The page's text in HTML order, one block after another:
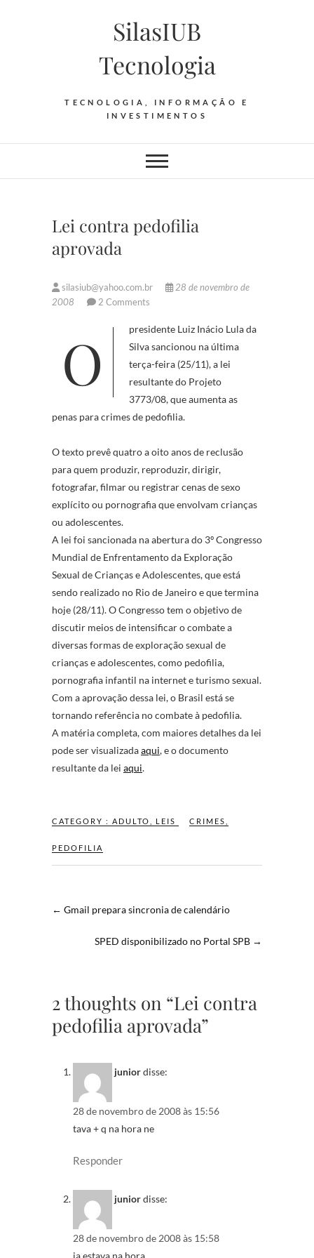
SilasIUB
Tecnologia
TECNOLOGIA, INFORMAÇÃO E
INVESTIMENTOS
Lei contra pedofilia
aprovada
silasiub@yahoo.com.br
28 de novembro de
2008
2 Comments
O presidente Luiz Inácio Lula da
Silva sancionou na última
terça-feira (25/11), a lei
resultante do Projeto
3773/08, que aumenta as
penas para crimes de pedofilia.
O texto prevê quatro a oito anos de reclusão
para quem produzir, reproduzir, dirigir,
fotografar, filmar ou registrar cenas de sexo
explícito ou pornografia que envolvam crianças
ou adolescentes.
A lei foi sancionada na abertura do 3º Congresso
Mundial de Enfrentamento da Exploração
Sexual de Crianças e Adolescentes, que está
sendo realizado no Rio de Janeiro e que termina
hoje (28/11). O Congresso tem o objetivo de
discutir meios de intensificar o combate a
diversas formas de exploração sexual de
crianças e adolescentes, como pedofilia,
pornografia infantil na internet e turismo sexual.
Com a aprovação dessa lei, o Brasil está se
tornando referência no combate à pedofilia.
A matéria completa, com maiores detalhes da lei
pode ser visualizadaaqui, e o documento
resultante da lei aqui.
CATEGORY : ADULTO LEIS CRIMES
PEDOFILIA
← Gmail prepara sincronia de calendário
SPED disponibilizado no Portal SPB →
2 thoughts on “Lei contra
pedofilia aprovada”
juniordisse:
28 de novembro de 2008 às 15:56
tava + q na hora ne
Responder
juniordisse:
28 de novembro de 2008 às 15:58
ja estava na hora